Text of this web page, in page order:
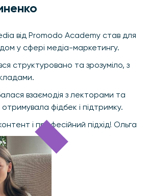
від Promodo Academy став для
у сфері медіа-маркетингу.
структуровано та зрозуміло, з
взаємодія з лекторами та
фідбек і підтримку.
і професійний підхід! Ольга